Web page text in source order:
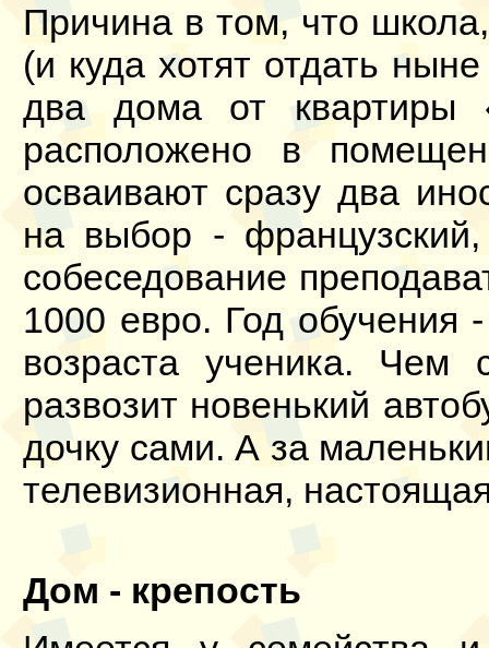
Причина в том, что
(и куда хотят отдать
два дома от квартиры
расположено в
осваивают сразу два
на выбор -
собеседование
1000 евро. Год обучения
возраста ученика.
развозит новенький
дочку сами. А за
телевизионная,
Дом - крепость